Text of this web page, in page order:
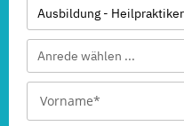
Anrede wählen ...